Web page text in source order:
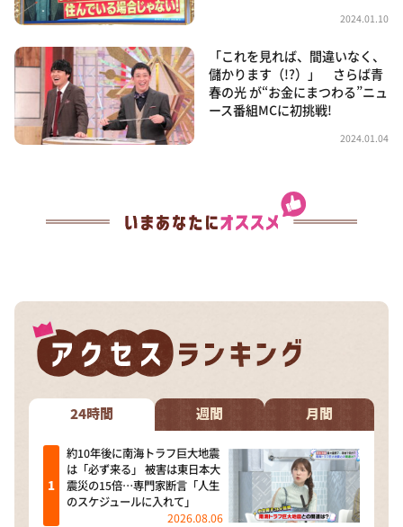
2024.01.10
「これを見れば、間違いなく、
儲かります（!?）」 さらば青
春の光 が“お金にまつわる”ニュ
ース番組MCに初挑戦!
2024.01.04
24時間 週間 月間
約10年後に南海トラフ巨大地震
は「必ず来る」 被害は東日本大
震災の15倍…専門家断言「人生
のスケジュールに入れて」
2026.08.06